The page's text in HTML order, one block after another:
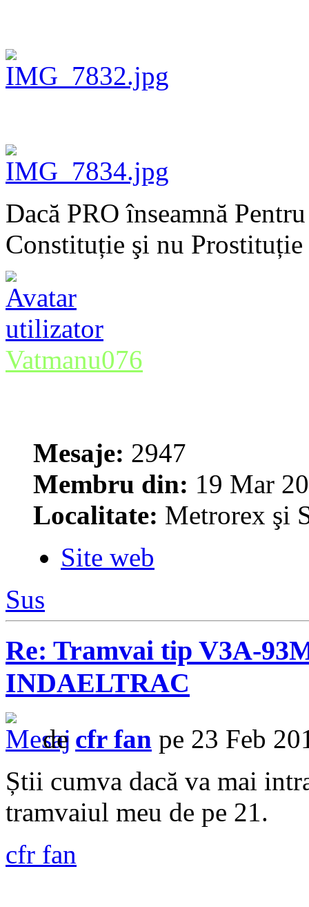
Dacă PRO înseamnă
Constituție şi nu Prostituție
Vatmanu076
Mesaje: 2947
Membru din: 19 Mar
Localitate: Metrorex şi
Site web
Sus
Re: Tramvai tip V3A-
INDAELTRAC
de cfr fan pe 23 Feb
Știi cumva dacă va mai
tramvaiul meu de pe 21.
cfr fan